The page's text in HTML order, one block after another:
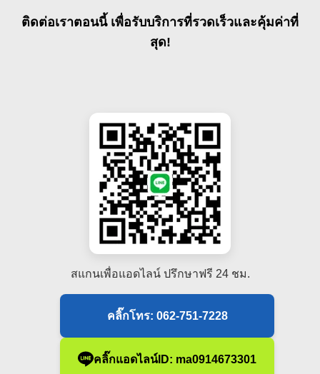
ติดต่อเราตอนนี้ เพื่อรับบริการที่รวดเร็วและคุ้มค่าที่
สุด!
สแกนเพื่อแอดไลน์ ปรึกษาฟรี 24 ชม.
คลิ๊กโทร: 062-751-7228
คลิ๊กแอดไลน์ID: ma0914673301